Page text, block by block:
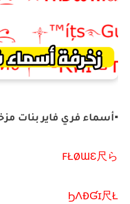
▪️أسماء فري فاير بنات
FŁØƜƐ尺ら
ϦΛÐƓɪ尺Ł